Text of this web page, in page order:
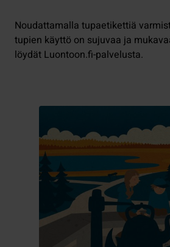
Noudattamalla tupaetikettiä
tupien käyttö on sujuvaa ja
löydät Luontoon.fi-palvelusta.